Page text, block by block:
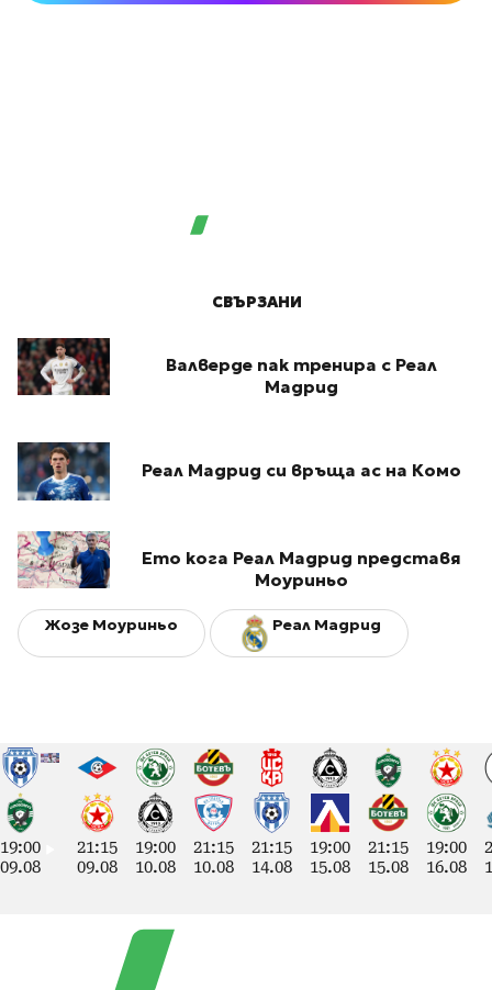
СВЪРЗАНИ
Валверде пак тренира с Реал
Мадрид
Реал Мадрид си връща ас на Комо
Ето кога Реал Мадрид представя
Моуриньо
Жозе Моуриньо Реал Мадрид
19:00
09.08
21:15
09.08
19:00
10.08
21:15
10.08
21:15
14.08
19:00
15.08
21:15
15.08
19:00
16.08